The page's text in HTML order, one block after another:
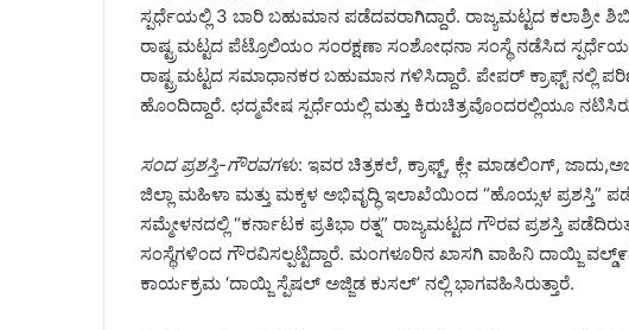
ಸ್ಪರ್ಧೆಯಲ್ಲಿ 3 ಬಾರಿ ಬಹುಮಾನ ಪಡೆದವರಾಗಿದ್ದಾರೆ. ರಾಜ್ಯಮಟ್ಟದ ಕಲಾಶ್ರೀ
ರಾಷ್ಟ್ರಮಟ್ಟದ ಪೆಟ್ರೊಲಿಯಂ ಸಂರಕ್ಷಣಾ ಸಂಶೋಧನಾ ಸಂಸ್ಥೆ ನಡೆಸಿದ
ರಾಷ್ಟ್ರಮಟ್ಟದ ಸಮಾಧಾನಕರ ಬಹುಮಾನ ಗಳಿಸಿದ್ದಾರೆ. ಪೇಪರ್ ಕ್ರಾಫ್ಟ್
ಹೊಂದಿದ್ದಾರೆ. ಛದ್ಮವೇಷ ಸ್ಪರ್ಧೆಯಲ್ಲಿ ಮತ್ತು ಕಿರುಚಿತ್ರವೊಂದರಲ್ಲಿಯೂ
ಸಂದ ಪ್ರಶಸ್ತಿ-ಗೌರವಗಳು: ಇವರ ಚಿತ್ರಕಲೆ, ಕ್ರಾಫ್ಟ್, ಕ್ಲೇ ಮಾಡಲಿಂಗ್,
ಜಿಲ್ಲಾ ಮಹಿಳಾ ಮತ್ತು ಮಕ್ಕಳ ಅಭಿವೃದ್ಧಿ ಇಲಾಖೆಯಿಂದ “ಹೊಯ್ಸಳ ಪ್ರಶಸ್ತಿ”
ಸಮ್ಮೇಳನದಲ್ಲಿ “ಕರ್ನಾಟಕ ಪ್ರತಿಭಾ ರತ್ನ” ರಾಜ್ಯಮಟ್ಟದ ಗೌರವ ಪ್ರಶಸ್ತಿ
ಸಂಸ್ಥೆಗಳಿಂದ ಗೌರವಿಸಲ್ಪಟ್ಟಿದ್ದಾರೆ. ಮಂಗಳೂರಿನ ಖಾಸಗಿ ವಾಹಿನಿ ದಾಯ್ಜಿ
ಕಾರ್ಯಕ್ರಮ ‘ದಾಯ್ಜಿ ಸ್ಪೆಷಲ್ ಅಜ್ಜಿಡ ಕುಸಲ್’ ನಲ್ಲಿ ಭಾಗವಹಿಸಿರುತ್ತಾರೆ.